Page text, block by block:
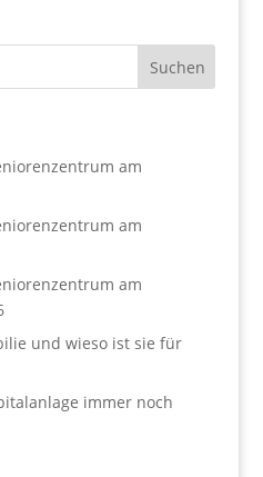
am
am
am
und wieso ist sie für
immer noch